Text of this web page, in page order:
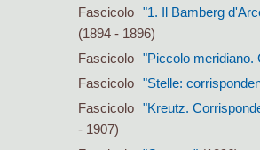
Fascicolo
"1. Il Bamberg
(1894 - 1896)
Fascicolo
"Piccolo meridiano.
Fascicolo
"Stelle:
Fascicolo
"Kreutz.
- 1907)